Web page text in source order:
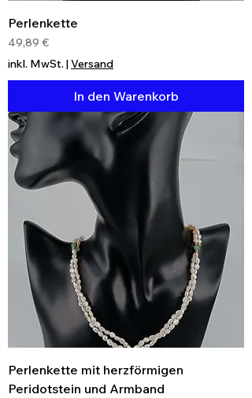
Perlenkette
Preis
49,89 €
inkl. MwSt. |Versand
In den Warenkorb
Perlenkette mit herzförmigen
Peridotstein und Armband